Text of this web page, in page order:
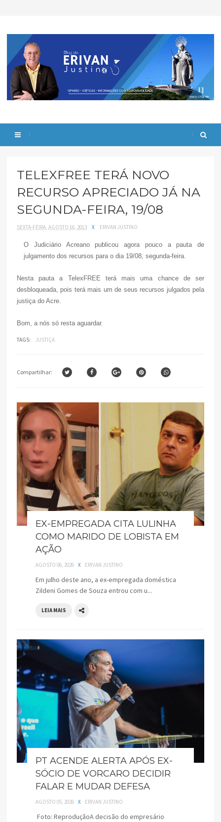
TELEXFREE TERÁ NOVO
RECURSO APRECIADO JÁ NA
SEGUNDA-FEIRA, 19/08
SEXTA-FEIRA, AGOSTO 16, 2013 X ERIVAN JUSTINO
O Judiciário Acreano publicou agora pouco a pauta de
julgamento dos recursos para o dia 19/08, segunda-feira.
Nesta pauta a TelexFREE terá mais uma chance de ser
desbloqueada, pois terá mais um de seus recursos julgados pela
justiça do Acre.
Bom, a nós só resta aguardar.
TAGS: JUSTIÇA
Compartilhar:
EX-EMPREGADA CITA LULINHA
COMO MARIDO DE LOBISTA EM
AÇÃO
AGOSTO 06, 2026 X ERIVAN JUSTINO
Em julho deste ano, a ex-empregada doméstica
Zildeni Gomes de Souza entrou com u...
LEIA MAIS
PT ACENDE ALERTA APÓS EX-
SÓCIO DE VORCARO DECIDIR
FALAR E MUDAR DEFESA
AGOSTO 05, 2026 X ERIVAN JUSTINO
Foto: ReproduçãoA decisão do empresário